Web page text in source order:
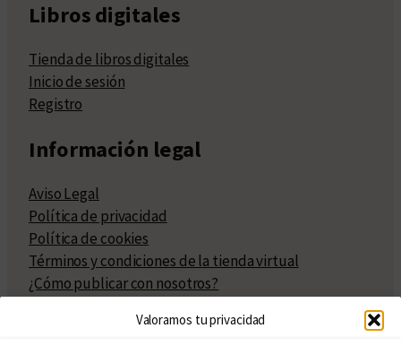
Valoramos tu privacidad
Libros digitales
Tienda de libros digitales
Inicio de sesión
Registro
Información legal
Aviso Legal
Política de privacidad
Política de cookies
Términos y condiciones de la tienda virtual
¿Cómo publicar con nosotros?
Políticas de publicación